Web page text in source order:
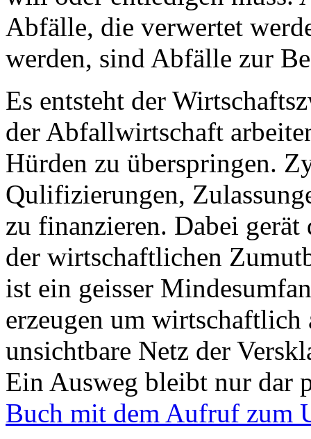
Abfälle, die verwertet
werden, sind Abfälle zur
Es entsteht der
der Abfallwirtschaft
Hürden zu überspringen.
Qulifizierungen,
zu finanzieren. Dabei
der wirtschaftlichen
ist ein geisser
erzeugen um wirtschaftlich
unsichtbare Netz der
Ein Ausweg bleibt nur dar
Buch mit dem Aufruf zum